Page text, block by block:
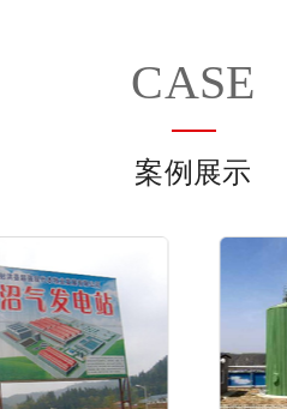
CASE
案例展示